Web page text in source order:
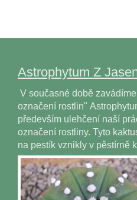
Astrophytum Z
V současné době
označení rostlin"
především ulehčení naší
označení rostliny. Tyto
na pestík vznikly v pěstírně